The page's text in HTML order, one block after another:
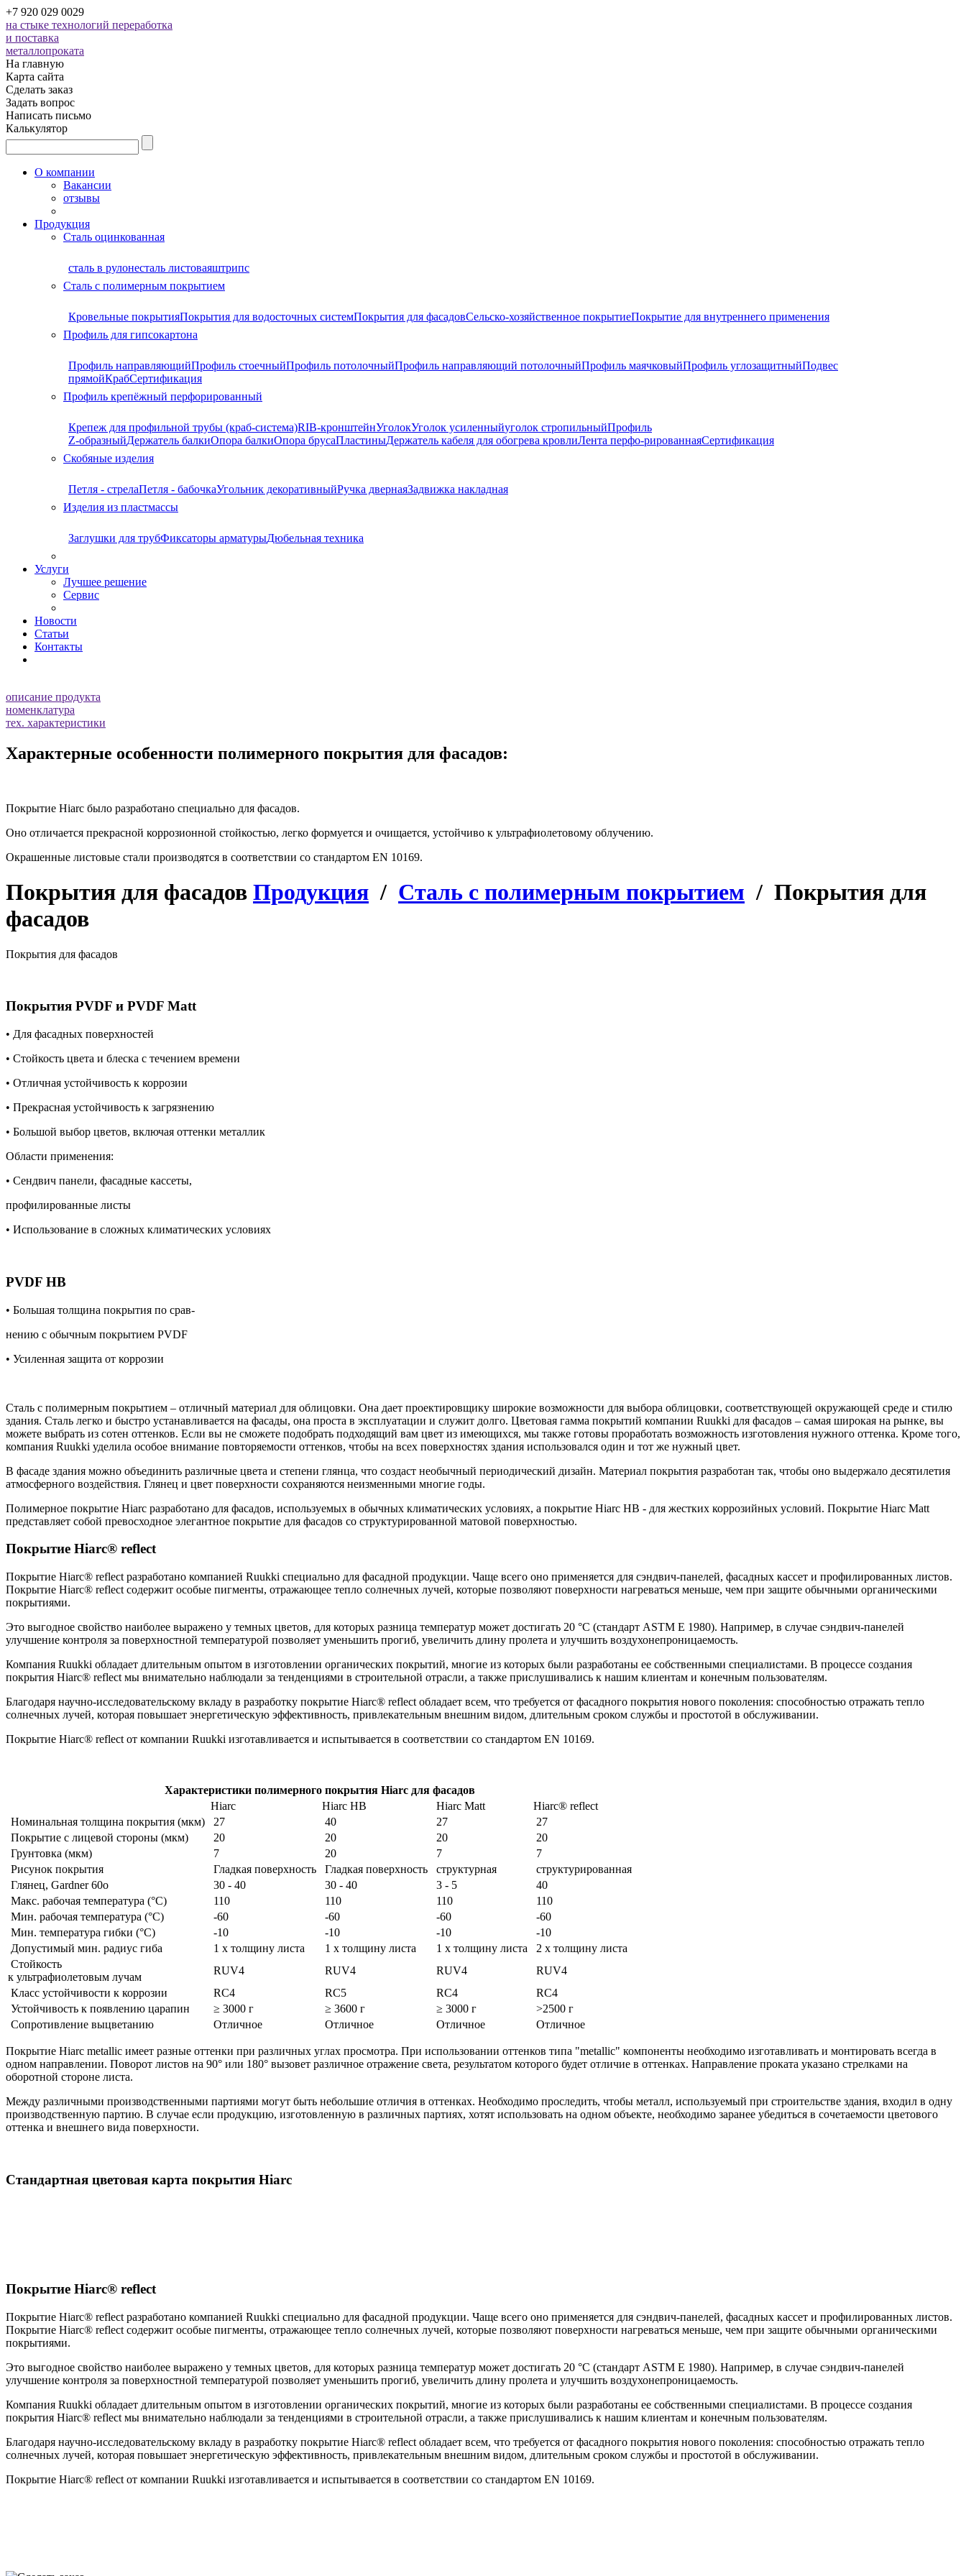
+7 920 029 0029
на стыке технологий переработка
и поставка
металлопроката
На главную
Карта сайта
Сделать заказ
Задать вопрос
Написать письмо
Калькулятор
О компании
Вакансии
отзывы
Продукция
Сталь оцинкованная
сталь в рулонесталь листоваяштрипс
Сталь с полимерным покрытием
Кровельные покрытияПокрытия для водосточных системПокрытия для фасадовСельско-хозяйственное покрытиеПокрытие для внутреннего применения
Профиль для гипсокартона
Профиль направляющийПрофиль стоечныйПрофиль потолочныйПрофиль направляющий потолочныйПрофиль маячковыйПрофиль углозащитныйПодвес
прямойКрабСертификация
Профиль крепёжный перфорированный
Крепеж для профильной трубы (краб-система)RIB-кронштейнУголокУголок усиленныйуголок стропильныйПрофиль
Z-образныйДержатель балкиОпора балкиОпора брусаПластиныДержатель кабеля для обогрева кровлиЛента перфо-рированнаяСертификация
Скобяные изделия
Петля - стрелаПетля - бабочкаУгольник декоративныйРучка двернаяЗадвижка накладная
Изделия из пластмассы
Заглушки для трубФиксаторы арматурыДюбельная техника
Услуги
Лучшее решение
Сервис
Новости
Статьи
Контакты
описание продукта
номенклатура
тех. характеристики
Характерные особенности полимерного покрытия для фасадов:
Покрытие Hiarc было разработано специально для фасадов.
Оно отличается прекрасной коррозионной стойкостью, легко формуется и очищается, устойчиво к ультрафиолетовому облучению.
Окрашенные листовые стали производятся в соответствии со стандартом EN 10169.
Покрытия для фасадов Продукция / Сталь с полимерным покрытием / Покрытия для
фасадов
Покрытия для фасадов
Покрытия PVDF и PVDF Matt
• Для фасадных поверхностей
• Стойкость цвета и блеска с течением времени
• Отличная устойчивость к коррозии
• Прекрасная устойчивость к загрязнению
• Большой выбор цветов, включая оттенки металлик
Области применения:
• Сендвич панели, фасадные кассеты,
профилированные листы
• Использование в сложных климатических условиях
PVDF HB
• Большая толщина покрытия по срав-
нению с обычным покрытием PVDF
• Усиленная защита от коррозии
Сталь с полимерным покрытием – отличный материал для облицовки. Она дает проектировщику широкие возможности для выбора облицовки, соответствующей окружающей среде и стилю
здания. Сталь легко и быстро устанавливается на фасады, она проста в эксплуатации и служит долго. Цветовая гамма покрытий компании Ruukki для фасадов – самая широкая на рынке, вы
можете выбрать из сотен оттенков. Если вы не сможете подобрать подходящий вам цвет из имеющихся, мы также готовы проработать возможность изготовления нужного оттенка. Кроме того,
компания Ruukki уделила особое внимание повторяемости оттенков, чтобы на всех поверхностях здания использовался один и тот же нужный цвет.
В фасаде здания можно объединить различные цвета и степени глянца, что создаст необычный периодический дизайн. Материал покрытия разработан так, чтобы оно выдержало десятилетия
атмосферного воздействия. Глянец и цвет поверхности сохраняются неизменными многие годы.
Полимерное покрытие Hiarc разработано для фасадов, используемых в обычных климатических условиях, а покрытие Hiarc HB - для жестких коррозийных условий. Покрытие Hiarc Matt
представляет собой превосходное элегантное покрытие для фасадов со структурированной матовой поверхностью.
Покрытие Hiarc® reflect
Покрытие Hiarc® reflect разработано компанией Ruukki специально для фасадной продукции. Чаще всего оно применяется для сэндвич-панелей, фасадных кассет и профилированных листов.
Покрытие Hiarc® reflect содержит особые пигменты, отражающее тепло солнечных лучей, которые позволяют поверхности нагреваться меньше, чем при защите обычными органическими
покрытиями.
Это выгодное свойство наиболее выражено у темных цветов, для которых разница температур может достигать 20 °C (стандарт ASTM E 1980). Например, в случае сэндвич-панелей
улучшение контроля за поверхностной температурой позволяет уменьшить прогиб, увеличить длину пролета и улучшить воздухонепроницаемость.
Компания Ruukki обладает длительным опытом в изготовлении органических покрытий, многие из которых были разработаны ее собственными специалистами. В процессе создания
покрытия Hiarc® reflect мы внимательно наблюдали за тенденциями в строительной отрасли, а также прислушивались к нашим клиентам и конечным пользователям.
Благодаря научно-исследовательскому вкладу в разработку покрытие Hiarc® reflect обладает всем, что требуется от фасадного покрытия нового поколения: способностью отражать тепло
солнечных лучей, которая повышает энергетическую эффективность, привлекательным внешним видом, длительным сроком службы и простотой в обслуживании.
Покрытие Hiarc® reflect от компании Ruukki изготавливается и испытывается в соответствии со стандартом EN 10169.
Характеристики полимерного покрытия Hiarc для фасадов
Hiarc
Hiarc HB Hiarc Matt
Hiarc® reflect
Номинальная толщина покрытия (мкм)
27 40 27
27
Покрытие с лицевой стороны (мкм)
20 20 20
20
Грунтовка (мкм)
7 20 7
7
Рисунок покрытия
Гладкая поверхность Гладкая поверхность структурная
структурированная
Глянец, Gardner 60o
30 - 40 30 - 40 3 - 5
40
Макс. рабочая температура (°C)
110 110 110
110
Мин. рабочая температура (°C)
-60 -60 -60
-60
Мин. температура гибки (°C)
-10 -10 -10
-10
Допустимый мин. радиус гиба
1 х толщину листа 1 х толщину листа 1 х толщину листа
2 х толщину листа
Стойкость
к ультрафиолетовым лучам
RUV4 RUV4 RUV4
RUV4
Класс устойчивости к коррозии
RC4 RC5 RC4
RC4
Устойчивость к появлению царапин
≥ 3000 г ≥ 3600 г ≥ 3000 г
>2500 г
Сопротивление выцветанию
Отличное Отличное Отличное Отличное
Покрытие Hiarc metallic имеет разные оттенки при различных углах просмотра. При использовании оттенков типа "metallic" компоненты необходимо изготавливать и монтировать всегда в
одном направлении. Поворот листов на 90° или 180° вызовет различное отражение света, результатом которого будет отличие в оттенках. Направление проката указано стрелками на
оборотной стороне листа.
Между различными производственными партиями могут быть небольшие отличия в оттенках. Необходимо проследить, чтобы металл, используемый при строительстве здания, входил в одну
производственную партию. В случае если продукцию, изготовленную в различных партиях, хотят использовать на одном объекте, необходимо заранее убедиться в сочетаемости цветового
оттенка и внешнего вида поверхности.
Стандартная цветовая карта покрытия Hiarc
Покрытие Hiarc® reflect
Покрытие Hiarc® reflect разработано компанией Ruukki специально для фасадной продукции. Чаще всего оно применяется для сэндвич-панелей, фасадных кассет и профилированных листов.
Покрытие Hiarc® reflect содержит особые пигменты, отражающее тепло солнечных лучей, которые позволяют поверхности нагреваться меньше, чем при защите обычными органическими
покрытиями.
Это выгодное свойство наиболее выражено у темных цветов, для которых разница температур может достигать 20 °C (стандарт ASTM E 1980). Например, в случае сэндвич-панелей
улучшение контроля за поверхностной температурой позволяет уменьшить прогиб, увеличить длину пролета и улучшить воздухонепроницаемость.
Компания Ruukki обладает длительным опытом в изготовлении органических покрытий, многие из которых были разработаны ее собственными специалистами. В процессе создания
покрытия Hiarc® reflect мы внимательно наблюдали за тенденциями в строительной отрасли, а также прислушивались к нашим клиентам и конечным пользователям.
Благодаря научно-исследовательскому вкладу в разработку покрытие Hiarc® reflect обладает всем, что требуется от фасадного покрытия нового поколения: способностью отражать тепло
солнечных лучей, которая повышает энергетическую эффективность, привлекательным внешним видом, длительным сроком службы и простотой в обслуживании.
Покрытие Hiarc® reflect от компании Ruukki изготавливается и испытывается в соответствии со стандартом EN 10169.